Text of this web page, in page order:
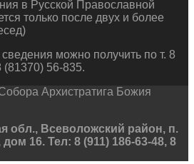
в Русской Православной
только после двух и более
можно получить по т. 8
(81370) 56-835.
Архистратига Божия
обл., Всеволожский район, п.
16. Тел: 8 (911) 186-63-48, 8